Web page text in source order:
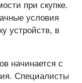
при скупке.
условия
устройств, в
начинается с
Специалисты